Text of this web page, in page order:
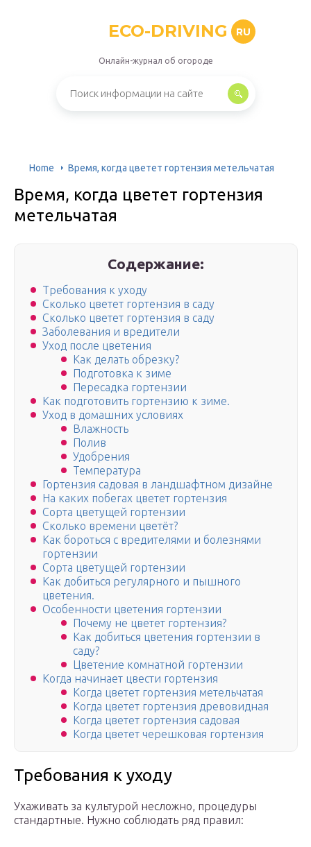
ECO-DRIVING RU
Онлайн-журнал об огороде
Home Время, когда цветет гортензия метельчатая
Время, когда цветет гортензия
метельчатая
Содержание:
Требования к уходу
Сколько цветет гортензия в саду
Сколько цветет гортензия в саду
Заболевания и вредители
Уход после цветения
Как делать обрезку?
Подготовка к зиме
Пересадка гортензии
Как подготовить гортензию к зиме.
Уход в домашних условиях
Влажность
Полив
Удобрения
Температура
Гортензия садовая в ландшафтном дизайне
На каких побегах цветет гортензия
Сорта цветущей гортензии
Сколько времени цветёт?
Как бороться с вредителями и болезнями
гортензии
Сорта цветущей гортензии
Как добиться регулярного и пышного
цветения.
Особенности цветения гортензии
Почему не цветет гортензия?
Как добиться цветения гортензии в
саду?
Цветение комнатной гортензии
Когда начинает цвести гортензия
Когда цветет гортензия метельчатая
Когда цветет гортензия древовидная
Когда цветет гортензия садовая
Когда цветет черешковая гортензия
Требования к уходу
Ухаживать за культурой несложно, процедуры
стандартные. Нужно соблюдать ряд правил: